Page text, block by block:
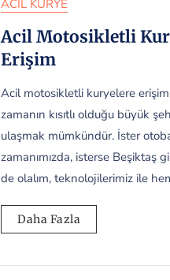
ACIL KURYE
Acil Motosikletli
Erişim
Acil motosikletli kuryelere
zamanın kısıtlı olduğu büyük
ulaşmak mümkündür. İster
zamanımızda, isterse Beşiktaş
de olalım, teknolojilerimiz ile
Daha Fazla